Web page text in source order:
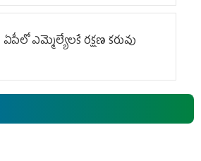
ఏపీలో ఎమ్మెల్యేల‌కే ర‌క్ష‌ణ క‌రువు